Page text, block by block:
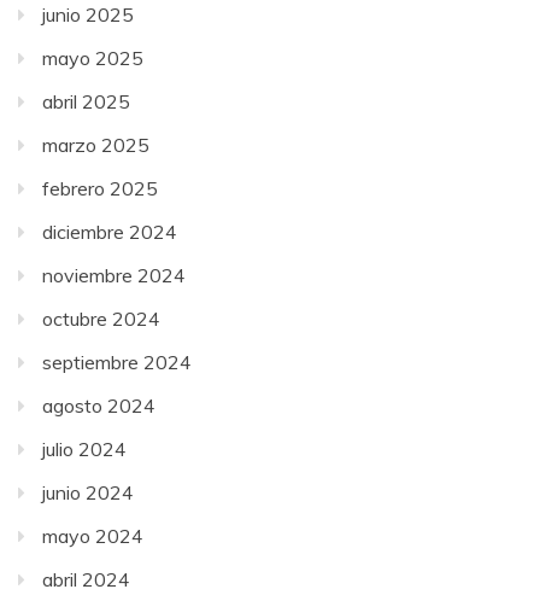
junio 2025
mayo 2025
abril 2025
marzo 2025
febrero 2025
diciembre 2024
noviembre 2024
octubre 2024
septiembre 2024
agosto 2024
julio 2024
junio 2024
mayo 2024
abril 2024